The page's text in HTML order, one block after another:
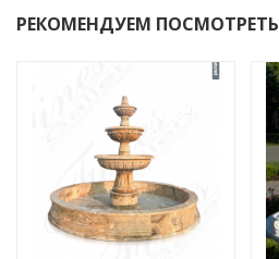
РЕКОМЕНДУЕМ ПОСМОТРЕТЬ